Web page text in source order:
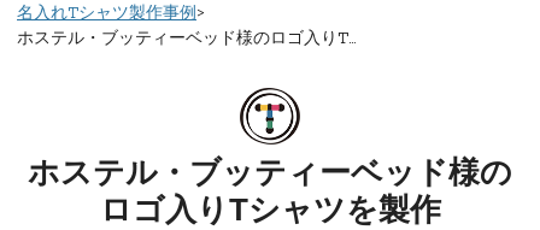
名入れTシャツ製作事例
ホステル・ブッティーベッド様のロゴ入りT...
ホステル・ブッティーベッド様の
ロゴ入りTシャツを製作